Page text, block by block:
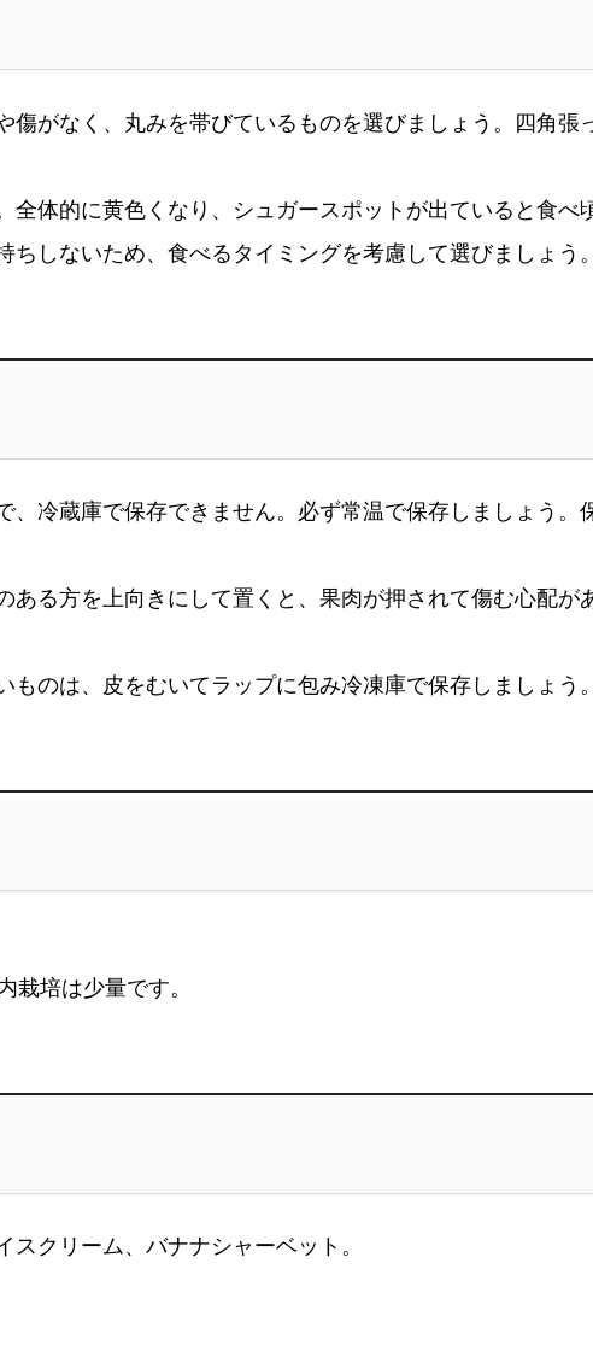
傷がなく、丸みを帯びているものを選びましょう。四角張
全体的に黄色くなり、シュガースポットが出ていると食べ
ちしないため、食べるタイミングを考慮して選びましょう
、冷蔵庫で保存できません。必ず常温で保存しましょう。
ある方を上向きにして置くと、果肉が押されて傷む心配が
ものは、皮をむいてラップに包み冷凍庫で保存しましょう
培は少量です。
クリーム、バナナシャーベット。